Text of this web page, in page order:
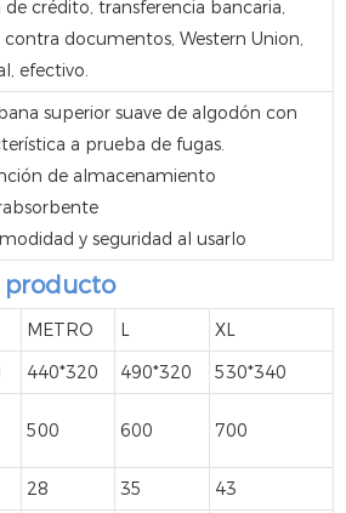
de crédito, transferencia bancaria,
documentos, Western Union,
efectivo.
superior suave de algodón con
a prueba de fugas.
de almacenamiento
y seguridad al usarlo
producto
METRO L
XL
440*320 490*320
530*340
500 600 700
28 35 43